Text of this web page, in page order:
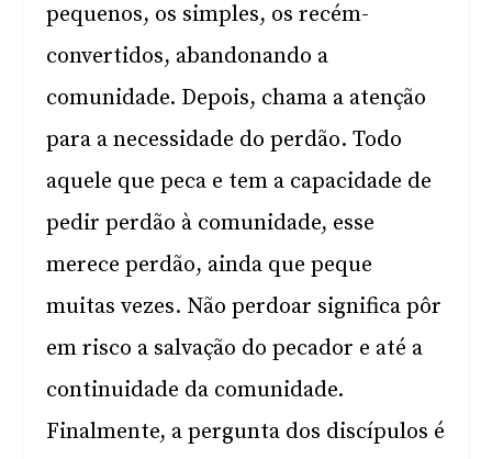
pequenos, os simples, os recém-
convertidos, abandonando a
comunidade. Depois, chama a atenção
para a necessidade do perdão. Todo
aquele que peca e tem a capacidade de
pedir perdão à comunidade, esse
merece perdão, ainda que peque
muitas vezes. Não perdoar significa pôr
em risco a salvação do pecador e até a
continuidade da comunidade.
Finalmente, a pergunta dos discípulos é